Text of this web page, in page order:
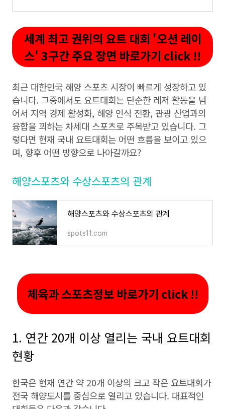
세계 최고 권위의 요트 대회 '오션 레이
스' 3구간 주요 장면 바로가기 click !!
최근 대한민국 해양 스포츠 시장이 빠르게 성장하고 있
습니다. 그중에서도 요트대회는 단순한 레저 활동을 넘
어서 지역 경제 활성화, 해양 인식 전환, 관광 산업과의
융합을 꾀하는 차세대 스포츠로 주목받고 있습니다. 그
렇다면 현재 국내 요트대회는 어떤 흐름을 보이고 있으
며, 향후 어떤 방향으로 나아갈까요?
해양스포츠와 수상스포츠의 관계
해양스포츠와 수상스포츠의 관계
spots11.com
체육과 스포츠정보 바로가기 click !!
1. 연간 20개 이상 열리는 국내 요트대회
현황
한국은 현재 연간 약 20개 이상의 크고 작은 요트대회가
전국 해양도시를 중심으로 열리고 있습니다. 대표적인